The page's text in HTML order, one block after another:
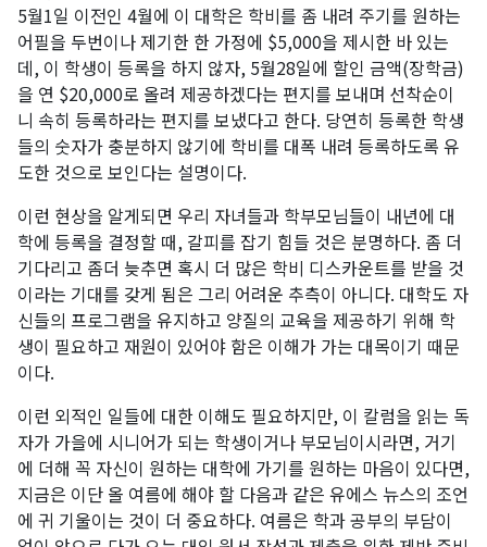
5월1일 이전인 4월에 이 대학은 학비를 좀 내려 주기를 원하는
어필을 두번이나 제기한 한 가정에 $5,000을 제시한 바 있는
데, 이 학생이 등록을 하지 않자, 5월28일에 할인 금액(장학금)
을 연 $20,000로 올려 제공하겠다는 편지를 보내며 선착순이
니 속히 등록하라는 편지를 보냈다고 한다. 당연히 등록한 학생
들의 숫자가 충분하지 않기에 학비를 대폭 내려 등록하도록 유
도한 것으로 보인다는 설명이다.
이런 현상을 알게되면 우리 자녀들과 학부모님들이 내년에 대
학에 등록을 결정할 때, 갈피를 잡기 힘들 것은 분명하다. 좀 더
기다리고 좀더 늦추면 혹시 더 많은 학비 디스카운트를 받을 것
이라는 기대를 갖게 됨은 그리 어려운 추측이 아니다. 대학도 자
신들의 프로그램을 유지하고 양질의 교육을 제공하기 위해 학
생이 필요하고 재원이 있어야 함은 이해가 가는 대목이기 때문
이다.
이런 외적인 일들에 대한 이해도 필요하지만, 이 칼럼을 읽는 독
자가 가을에 시니어가 되는 학생이거나 부모님이시라면, 거기
에 더해 꼭 자신이 원하는 대학에 가기를 원하는 마음이 있다면,
지금은 이단 올 여름에 해야 할 다음과 같은 유에스 뉴스의 조언
에 귀 기울이는 것이 더 중요하다. 여름은 학과 공부의 부담이